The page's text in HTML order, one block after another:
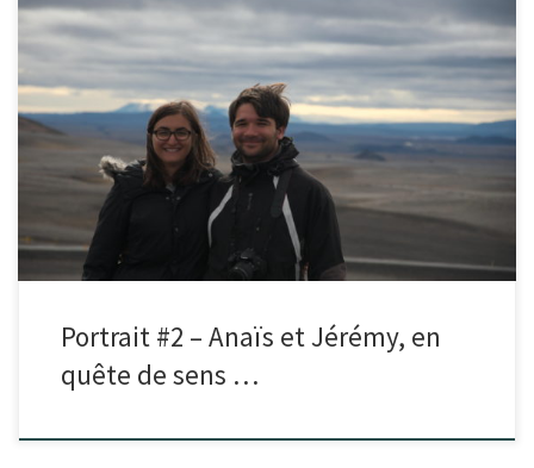
Portrait #2 – Anaïs et Jérémy, en
quête de sens …